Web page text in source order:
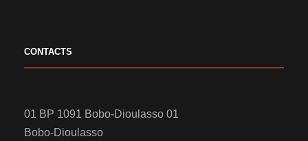
CONTACTS
01 BP 1091 Bobo-Dioulasso 01
Bobo-Dioulasso